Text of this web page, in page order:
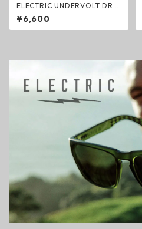
ELECTRIC UNDERVOLT DRY
DRAWCORD S/S TEE WHITE
ドライTシャツ ホワイト エレ
クトリック ファッション
¥6,600